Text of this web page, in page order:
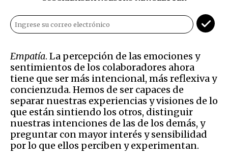
Empatía. La percepción de las emociones y
sentimientos de los colaboradores ahora
tiene que ser más intencional, más reflexiva y
concienzuda. Hemos de ser capaces de
separar nuestras experiencias y visiones de lo
que están sintiendo los otros, distinguir
nuestras intenciones de las de los demás, y
preguntar con mayor interés y sensibilidad
por lo que ellos perciben y experimentan.